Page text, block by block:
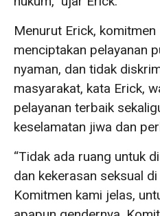
Menurut Erick, komitmen
menciptakan pelayanan
nyaman, dan tidak
masyarakat, kata Erick,
pelayanan terbaik
keselamatan jiwa dan
“Tidak ada ruang untuk
dan kekerasan seksual
Komitmen kami jelas,